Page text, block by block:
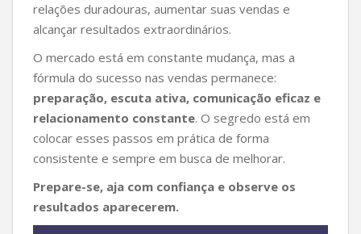
relações duradouras, aumentar suas vendas e
alcançar resultados extraordinários.
O mercado está em constante mudança, mas a
fórmula do sucesso nas vendas permanece:
preparação, escuta ativa, comunicação eficaz e
relacionamento constante. O segredo está em
colocar esses passos em prática de forma
consistente e sempre em busca de melhorar.
Prepare-se, aja com confiança e observe os
resultados aparecerem.